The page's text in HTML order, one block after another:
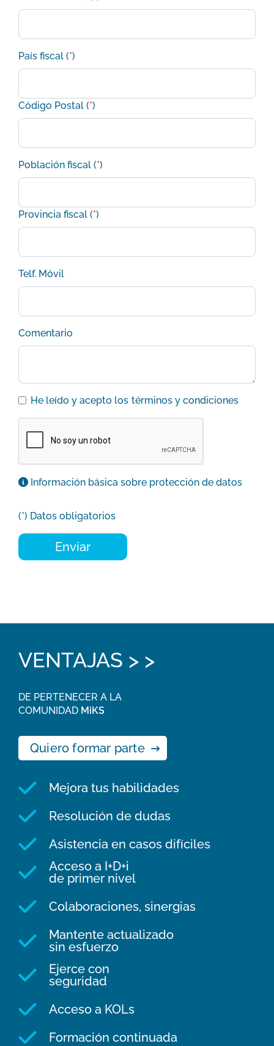
País fiscal (*)
Código Postal (*)
Población fiscal (*)
Provincia fiscal (*)
Telf. Móvil
Comentario
He leído y acepto los términos y condiciones
Información básica sobre protección de datos
(*) Datos obligatorios
VENTAJAS > >
DE PERTENECER A LA
COMUNIDAD MiKS
Quiero formar parte
Mejora tus habilidades
Resolución de dudas
Asistencia en casos difíciles
Acceso a I+D+i
de primer nivel
Colaboraciones, sinergias
Mantente actualizado
sin esfuerzo
Ejerce con
seguridad
Acceso a KOLs
Formación continuada